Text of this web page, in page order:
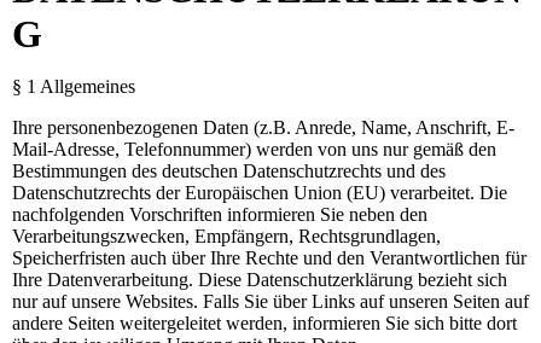
G
§ 1 Allgemeines
Ihre personenbezogenen Daten (z.B. Anrede, Name, Anschrift, E-
Mail-Adresse, Telefonnummer) werden von uns nur gemäß den
Bestimmungen des deutschen Datenschutzrechts und des
Datenschutzrechts der Europäischen Union (EU) verarbeitet. Die
nachfolgenden Vorschriften informieren Sie neben den
Verarbeitungszwecken, Empfängern, Rechtsgrundlagen,
Speicherfristen auch über Ihre Rechte und den Verantwortlichen für
Ihre Datenverarbeitung. Diese Datenschutzerklärung bezieht sich
nur auf unsere Websites. Falls Sie über Links auf unseren Seiten auf
andere Seiten weitergeleitet werden, informieren Sie sich bitte dort